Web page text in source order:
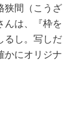
狭間（こうざ
んは、『枠を
るし。写しだ
かにオリジナ